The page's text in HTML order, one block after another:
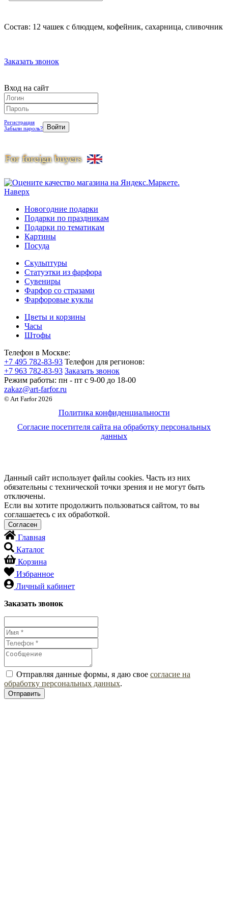
Состав: 12 чашек с блюдцем, кофейник, сахарница, сливочник
Заказать звонок
Вход на сайт
Регистрация
Забыли пароль?
Наверх
Новогодние подарки
Подарки по праздникам
Подарки по тематикам
Картины
Посуда
Скульптуры
Статуэтки из фарфора
Сувениры
Фарфор со стразами
Фарфоровые куклы
Цветы и корзины
Часы
Штофы
Телефон в Москве:
+7 495 782-83-93 Телефон для регионов:
+7 963 782-83-93 Заказать звонок
Режим работы: пн - пт c 9-00 до 18-00
zakaz@art-farfor.ru
© Art Farfor 2026
Политика конфиденциальности
Согласие посетителя сайта на обработку персональных
данных
Данный сайт использует файлы cookies. Часть из них
обязательны с технической точки зрения и не могут быть
отключены.
Если вы хотите продолжить пользоваться сайтом, то вы
соглашаетесь с их обработкой.
Главная
Каталог
Корзина
Избранное
Личный кабинет
Заказать звонок
Отправляя данные формы, я даю свое согласие на
обработку персональных данных.
Отправить